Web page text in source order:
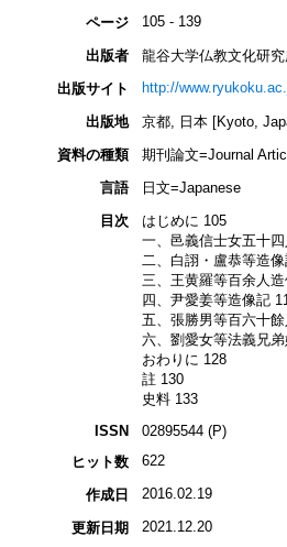
ページ 105 - 139
出版者
龍谷大学仏教文化研
出版サイト
http://
出版地
京都, 日本 [Kyoto,
資料の種類
期刊論文=Journal
言語
日文=Japanese
目次
はじめに 105
一、邑義信士女五十
二、白詡・盧恭等造
三、王黄羅等百余人
四、尹愛姜等造像記
五、張勝男等百六十
六、劉愛女等法義兄
おわりに 128
註 130
史料 133
ISSN
02895544 (P)
ヒット数
622
作成日 2016.02.19
更新日期 2021.12.20